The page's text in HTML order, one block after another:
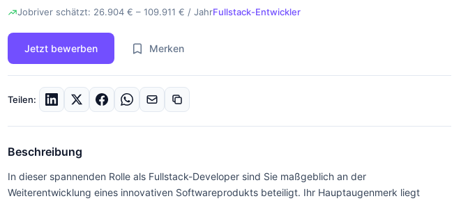
Jobriver schätzt: 26.904 € – 109.911 € / JahrFullstack-Entwickler
Jetzt bewerben Merken
Teilen:
Beschreibung
In dieser spannenden Rolle als Fullstack-Developer sind Sie maßgeblich an der
Weiterentwicklung eines innovativen Softwareprodukts beteiligt. Ihr Hauptaugenmerk liegt